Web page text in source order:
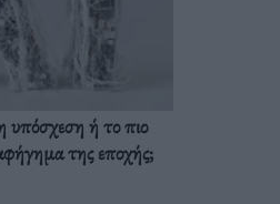
ή το πιο
της εποχής;